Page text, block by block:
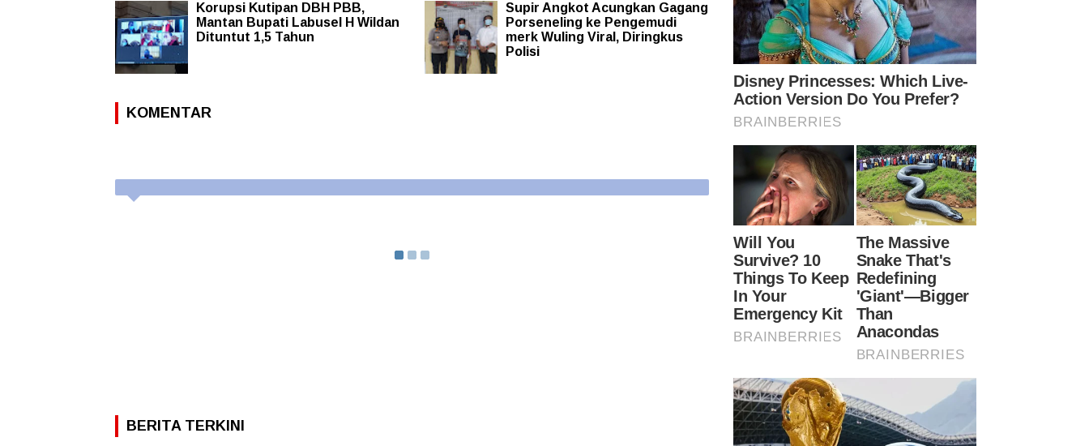
Korupsi Kutipan DBH PBB,
Mantan Bupati Labusel H Wildan
Dituntut 1,5 Tahun
Supir Angkot Acungkan Gagang
Porseneling ke Pengemudi
merk Wuling Viral, Diringkus
Polisi
KOMENTAR
BERITA TERKINI